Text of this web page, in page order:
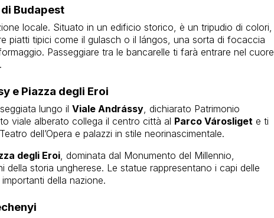
Budapest
locale. Situato in un edificio storico, è un tripudio di colori,
piatti tipici come il gulasch o il lángos, una sorta di focaccia
Passeggiare tra le bancarelle ti farà entrare nel cuore
e Piazza degli Eroi
lungo il Viale Andrássy, dichiarato Patrimonio
viale alberato collega il centro città al Parco Városligete ti
dell’Opera e palazzi in stile neorinascimentale.
degli Eroi, dominata dal Monumento del Millennio,
della storia ungherese. Le statue rappresentano i capi delle
della nazione.